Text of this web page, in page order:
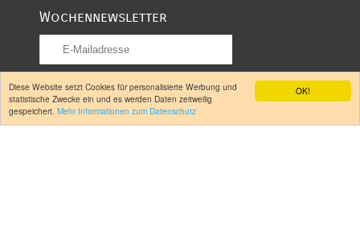
OK!
Diese Website setzt Cookies für personalisierte Werbung und
statistische Zwecke ein und es werden Daten zeitweilig
gespeichert. Mehr Informationen zum Datenschutz
Wochennewsletter